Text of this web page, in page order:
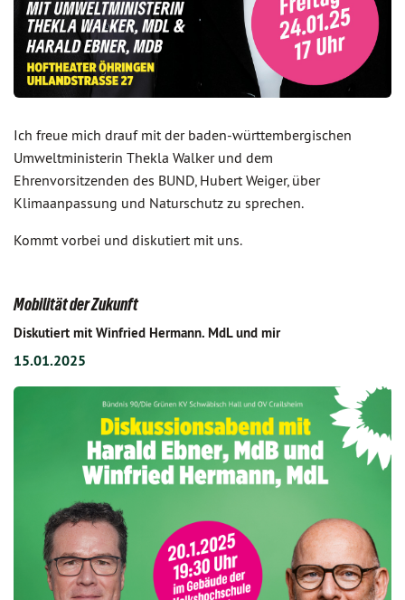
Ich freue mich drauf mit der baden-württembergischen
Umweltministerin Thekla Walker und dem
Ehrenvorsitzenden des BUND, Hubert Weiger, über
Klimaanpassung und Naturschutz zu sprechen.
Kommt vorbei und diskutiert mit uns.
Mobilität der Zukunft
Diskutiert mit Winfried Hermann. MdL und mir
15.01.2025